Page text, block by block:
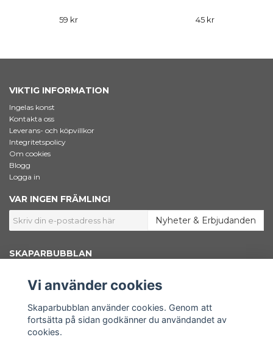
59 kr 45 kr
VIKTIG INFORMATION
Ingelas konst
Kontakta oss
Leverans- och köpvillkor
Integritetspolicy
Om cookies
Blogg
Logga in
VAR INGEN FRÄMLING!
Nyheter & Erbjudanden
SKAPARBUBBLAN
konstnär, grafisk designer och marknadsförare. Här inne i shoppen säljer
jag konstnärsmaterial – Bara väl beprövade favoriter som jag själv väljer
Shoppen är en del av www.skaparbubblan.se. Skaparbubblan i sin
helhet är en plattform, en källa till kunskap och inspiration för dig som
vill få ut mer av ditt konstnärskap.
Vi använder cookies
Skaparbubblan använder cookies. Genom att
fortsätta på sidan godkänner du användandet av
cookies.